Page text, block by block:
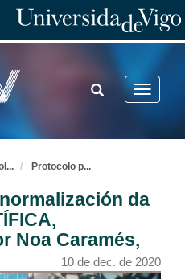
Toggle
TOGGLE
SEARCH
... Protocolo p...
da
Noa Caramés,
10 de dec. de 2020